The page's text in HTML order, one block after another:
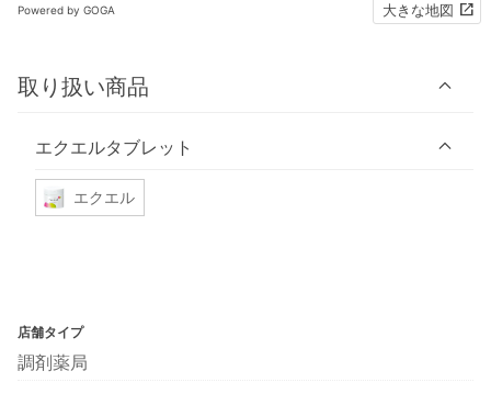
Powered by GOGA 大きな地図
取り扱い商品
エクエルタブレット
エクエル
店舗タイプ
調剤薬局